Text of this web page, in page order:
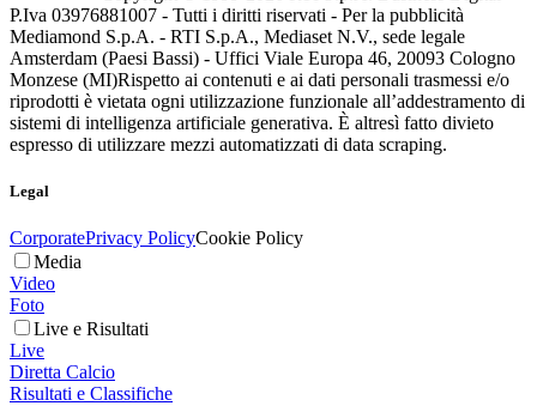
P.Iva 03976881007 - Tutti i diritti riservati - Per la pubblicità
Mediamond S.p.A. - RTI S.p.A., Mediaset N.V., sede legale
Amsterdam (Paesi Bassi) - Uffici Viale Europa 46, 20093 Cologno
Monzese (MI)Rispetto ai contenuti e ai dati personali trasmessi e/o
riprodotti è vietata ogni utilizzazione funzionale all’addestramento di
sistemi di intelligenza artificiale generativa. È altresì fatto divieto
espresso di utilizzare mezzi automatizzati di data scraping.
Legal
CorporatePrivacy PolicyCookie Policy
Media
Video
Foto
Live e Risultati
Live
Diretta Calcio
Risultati e Classifiche